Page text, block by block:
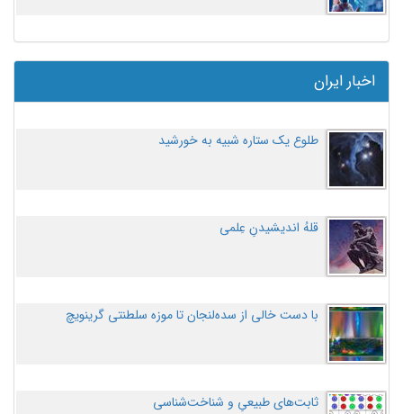
اخبار ایران
طلوع یک ستاره شبیه به خورشید
قلهُ اندیشیدنِ عِلمی
با دست خالی از سده‌لنجان تا موزه سلطنتی گرینویچ
ثابت‌های طبیعیِ و شناخت‌شناسی